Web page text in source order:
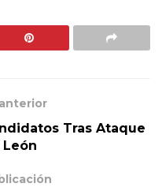
Tras Ataque
León